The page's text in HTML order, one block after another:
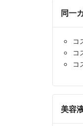
同一
コ
コ
コ
美容